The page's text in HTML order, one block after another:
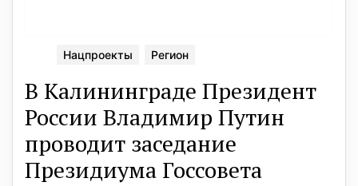
Нацпроекты Регион
В Калининграде Президент
России Владимир Путин
проводит заседание
Президиума Госсовета